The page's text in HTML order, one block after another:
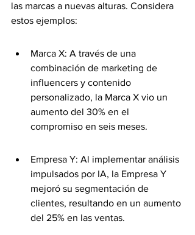
las marcas a nuevas alturas. Considera
estos ejemplos:
Marca X: A través de una
combinación de marketing de
influencers y contenido
personalizado, la Marca X vio un
aumento del 30% en el
compromiso en seis meses.
Empresa Y: Al implementar análisis
impulsados por IA, la Empresa Y
mejoró su segmentación de
clientes, resultando en un aumento
del 25% en las ventas.